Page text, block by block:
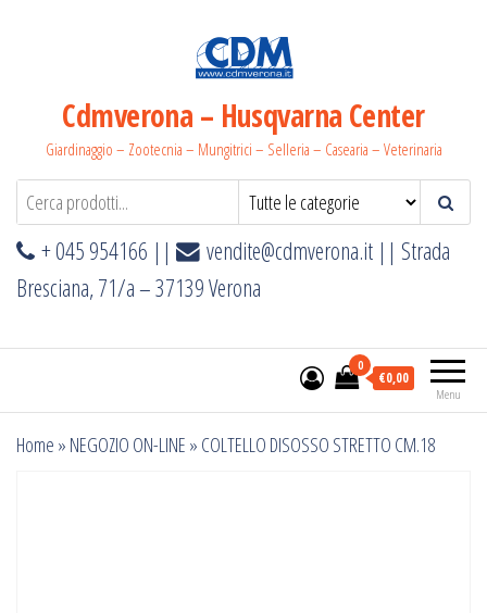
Cdmverona – Husqvarna Center
Giardinaggio – Zootecnia – Mungitrici – Selleria – Casearia – Veterinaria
+ 045 954166 || vendite@cdmverona.it || Strada
Bresciana, 71/a – 37139 Verona
Menu
0
€0,00
Home » NEGOZIO ON-LINE » COLTELLO DISOSSO STRETTO CM.18